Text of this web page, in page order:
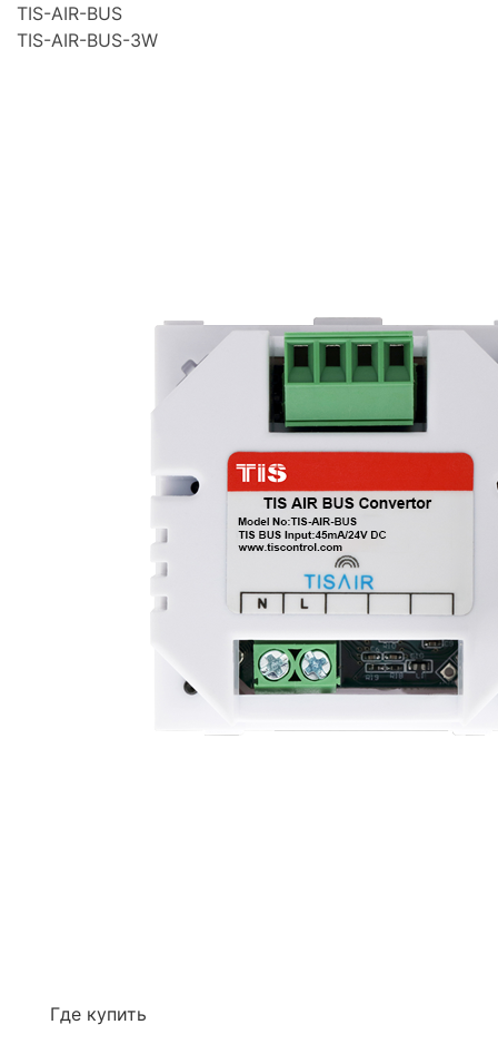
TIS-AIR-BUS
TIS-AIR-BUS-3W
Где купить